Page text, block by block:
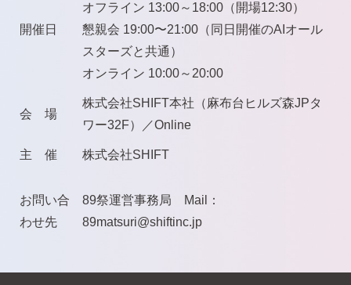
開催日
オフライン 13:00～18:00（開場12:30）
懇親会 19:00〜21:00（同日開催のAIオール
スターズと共通）
オンライン 10:00～20:00
会 場
株式会社SHIFT本社（麻布台ヒルズ森JPタ
ワー32F）／Online
主 催 株式会社SHIFT
お問い合
わせ先
89祭運営事務局 Mail：
89matsuri@shiftinc.jp